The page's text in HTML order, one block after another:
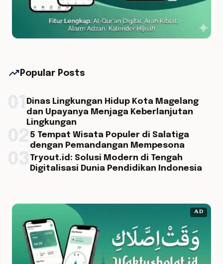
trending_up Popular Posts
Dinas Lingkungan Hidup Kota Magelang
dan Upayanya Menjaga Keberlanjutan
Lingkungan
5 Tempat Wisata Populer di Salatiga
dengan Pemandangan Mempesona
Tryout.id: Solusi Modern di Tengah
Digitalisasi Dunia Pendidikan Indonesia
AD